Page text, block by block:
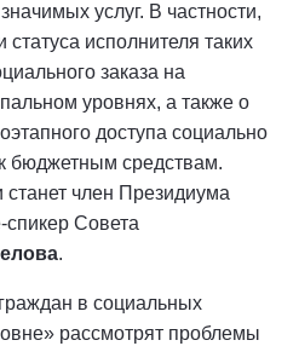
услуг. В частности,
статуса исполнителя таких
заказа на
уровнях, а также о
доступа социально
бюджетным средствам.
член Президиума
спикер Совета
.
в социальных
рассмотрят проблемы